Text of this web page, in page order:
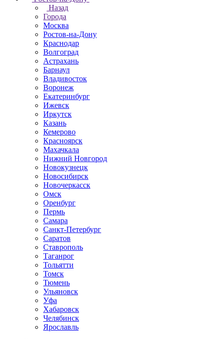
Назад
Города
Москва
Ростов-на-Дону
Краснодар
Волгоград
Астрахань
Барнаул
Владивосток
Воронеж
Екатеринбург
Ижевск
Иркутск
Казань
Кемерово
Красноярск
Махачкала
Нижний Новгород
Новокузнецк
Новосибирск
Новочеркаcск
Омск
Оренбург
Пермь
Самара
Санкт-Петербург
Саратов
Ставрополь
Таганрог
Тольятти
Томск
Тюмень
Ульяновск
Уфа
Хабаровск
Челябинск
Ярославль